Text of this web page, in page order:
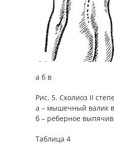
а б в
Рис. 5. Сколиоз II
а – мышечный валик
б – реберное
Таблица 4